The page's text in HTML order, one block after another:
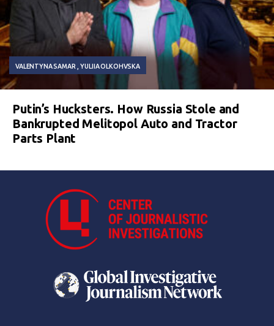
VALENTYNA SAMAR YULIIA OLKOHVSKA
Putin’s Hucksters. How Russia Stole and
Bankrupted Melitopol Auto and Tractor
Parts Plant